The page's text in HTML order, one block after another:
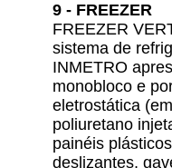
9 - FREEZER
FREEZER
sistema de
INMETRO
monobloco e
eletrostática
poliuretano
painéis
deslizantes,